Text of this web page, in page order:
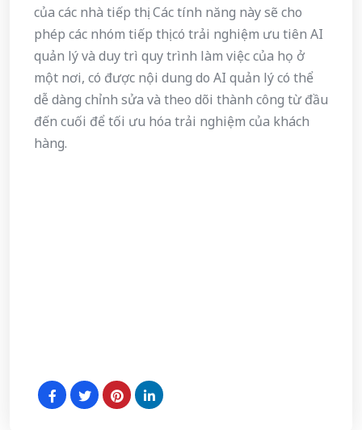
của các nhà tiếp thị. Các tính năng này sẽ cho
phép các nhóm tiếp thị có trải nghiệm ưu tiên AI
quản lý và duy trì quy trình làm việc của họ ở
một nơi, có được nội dung do AI quản lý có thể
dễ dàng chỉnh sửa và theo dõi thành công từ đầu
đến cuối để tối ưu hóa trải nghiệm của khách
hàng.